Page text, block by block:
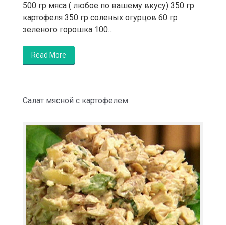
500 гр мяса ( любое по вашему вкусу) 350 гр
картофеля 350 гр соленых огурцов 60 гр
зеленого горошка 100…
Read More
Салат мясной с картофелем